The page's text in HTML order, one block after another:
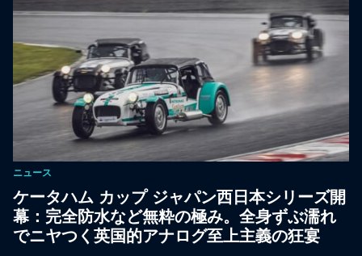
ニュース
ケータハム カップ ジャパン西日本シリーズ開
幕：完全防水など無粋の極み。全身ずぶ濡れ
でニヤつく英国的アナログ至上主義の狂宴